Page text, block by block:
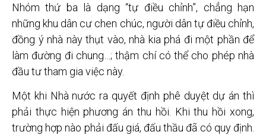
Nhóm thứ ba là dạng “tự điều chỉnh”, chẳng hạn
những khu dân cư chen chúc, người dân tự điều chỉnh,
đồng ý nhà này thụt vào, nhà kia phá đi một phần để
làm đường đi chung…; thậm chí có thể cho phép nhà
đầu tư tham gia việc này.
Một khi Nhà nước ra quyết định phê duyệt dự án thì
phải thực hiện phương án thu hồi. Khi thu hồi xong,
trường hợp nào phải đấu giá, đấu thầu đã có quy định.